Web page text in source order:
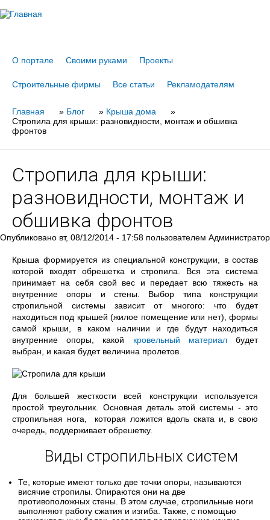
О портале Своими руками Проекты
Строительные фирмы Все статьи Рекламодателям
Вы
здесь
Главная » Блог » Крыша дома
»
Стропила для крыши: разновидности, монтаж и обшивка
фронтов
Стропила для крыши:
разновидности, монтаж и
обшивка фронтов
Опубликовано вт, 08/12/2014 - 17:58 пользователем Администратор
Крыша формируется из специальной конструкции, в состав
которой входят обрешетка и стропила. Вся эта система
принимает на себя свой вес и передает всю тяжесть на
внутренние опоры и стены. Выбор типа конструкции
стропильной системы зависит от многого: что будет
находиться под крышей (жилое помещение или нет), формы
самой крыши, в каком наличии и где будут находиться
внутренние опоры, какой кровельный материалбудет
выбран, и какая будет величина пролетов.
Для большей жесткости всей конструкции используется
простой треугольник. Основная деталь этой системы - это
стропильная нога, которая ложится вдоль ската и, в свою
очередь, поддерживает обрешетку.
Виды стропильных систем
Те, которые имеют только две точки опоры, называются
висячие стропилы. Опираются они на две
противоположных стены. В этом случае, стропильные ноги
выполняют работу сжатия и изгиба. Также, с помощью